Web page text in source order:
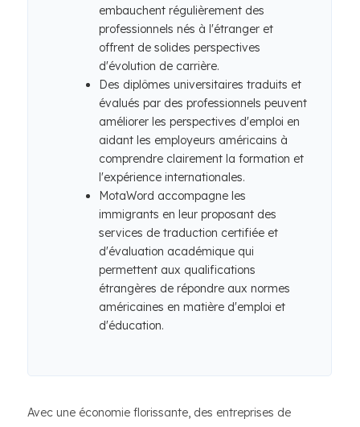
embauchent régulièrement des
professionnels nés à l'étranger et
offrent de solides perspectives
d'évolution de carrière.
Des diplômes universitaires traduits et
évalués par des professionnels peuvent
améliorer les perspectives d'emploi en
aidant les employeurs américains à
comprendre clairement la formation et
l'expérience internationales.
MotaWord accompagne les
immigrants en leur proposant des
services de traduction certifiée et
d'évaluation académique qui
permettent aux qualifications
étrangères de répondre aux normes
américaines en matière d'emploi et
d'éducation.
Avec une économie florissante, des entreprises de